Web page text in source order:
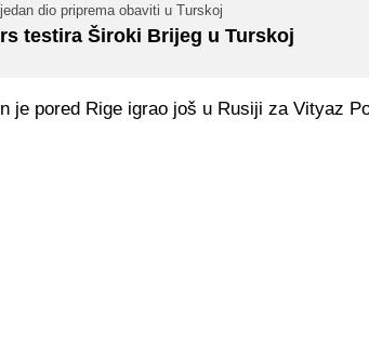
dio priprema obaviti u Turskoj
testira Široki Brijeg u Turskoj
je pored Rige igrao još u Rusiji za Vityaz